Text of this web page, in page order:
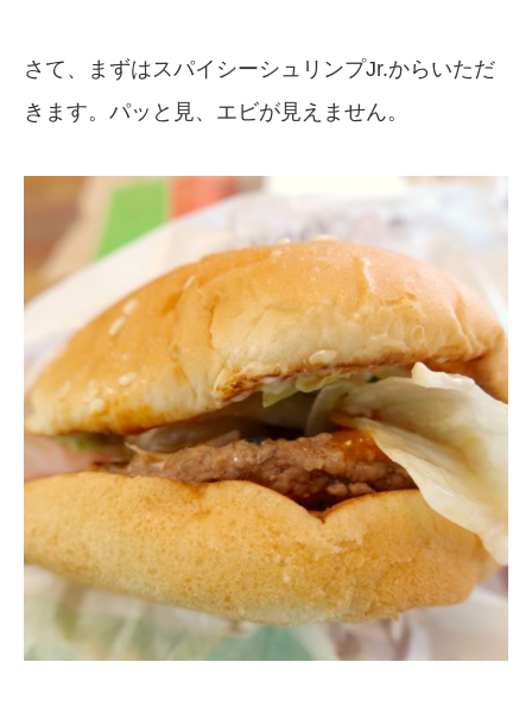
さて、まずはスパイシーシュリンプJr.からいただ
きます。パッと見、エビが見えません。